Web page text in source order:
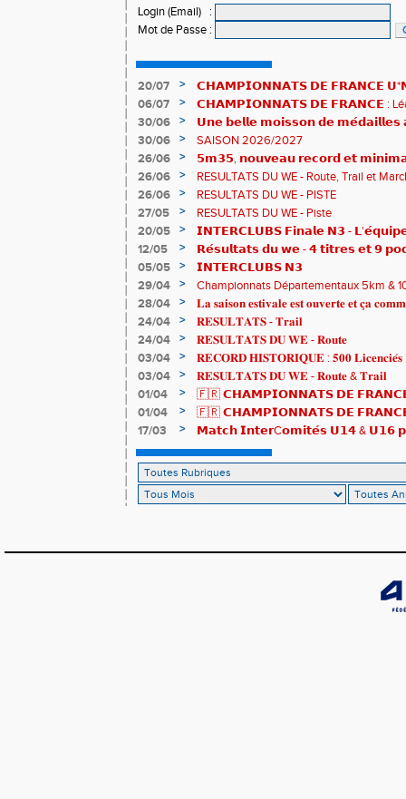
Login (Email)
:
Mot de Passe :
20/07 >
𝗖𝗛𝗔𝗠𝗣𝗜𝗢𝗡𝗡𝗔𝗧𝗦 𝗗𝗘 𝗙𝗥𝗔𝗡𝗖𝗘
𝗵𝗶𝘀𝘁𝗼𝗿𝗶𝗾𝘂𝗲𝘀 !
06/07 >
𝗖𝗛𝗔𝗠𝗣𝗜𝗢𝗡𝗡𝗔𝗧𝗦 𝗗𝗘 𝗙𝗥𝗔𝗡𝗖𝗘 : Léane
83è !
30/06 >
𝗨𝗻𝗲 𝗯𝗲𝗹𝗹𝗲 𝗺𝗼𝗶𝘀𝘀𝗼𝗻 𝗱𝗲
𝗔𝗨𝗥𝗔 !
30/06 >
SAISON 2026/2027
26/06
>
𝟱𝗺𝟯𝟱, 𝗻𝗼𝘂𝘃𝗲𝗮𝘂 𝗿𝗲𝗰𝗼𝗿𝗱 𝗲𝘁
𝗖𝗵𝗮𝗺𝗽𝗶𝗼𝗻𝗻𝗮𝘁𝘀 𝗱𝘂 𝗠𝗼𝗻𝗱𝗲 𝗨𝟮𝟬
26/06 >
RESULTATS DU WE - Route, Trail et
26/06
>
RESULTATS DU WE - PISTE
27/05
>
RESULTATS DU WE - Piste
20/05
>
𝗜𝗡𝗧𝗘𝗥𝗖𝗟𝗨𝗕𝗦 𝗙𝗶𝗻𝗮𝗹𝗲 𝗡𝟯 -
𝟯𝟮𝟰𝟮𝟳𝗽𝘁𝘀
12/05 >
𝗥𝗲́𝘀𝘂𝗹𝘁𝗮𝘁𝘀 𝗱𝘂 𝘄𝗲 - 𝟰 𝘁𝗶𝘁𝗿𝗲𝘀 𝗲𝘁 𝟵
05/05
>
𝗜𝗡𝗧𝗘𝗥𝗖𝗟𝗨𝗕𝗦 𝗡𝟯
29/04
>
Championnats Départementaux 5km &
de bronze et un max de plaisir pour tous !
28/04 >
𝐋𝐚 𝐬𝐚𝐢𝐬𝐨𝐧 𝐞𝐬𝐭𝐢𝐯𝐚𝐥𝐞 𝐞𝐬𝐭 𝐨𝐮𝐯𝐞𝐫𝐭𝐞 𝐞𝐭 𝐜̧𝐚
24/04
>
𝐑𝐄𝐒𝐔𝐋𝐓𝐀𝐓𝐒 - 𝐓𝐫𝐚𝐢𝐥
24/04
>
𝐑𝐄𝐒𝐔𝐋𝐓𝐀𝐓𝐒 𝐃𝐔 𝐖𝐄 - 𝐑𝐨𝐮𝐭𝐞
03/04
>
𝐑𝐄𝐂𝐎𝐑𝐃 𝐇𝐈𝐒𝐓𝐎𝐑𝐈𝐐𝐔𝐄 : 𝟓𝟎𝟎 𝐋𝐢𝐜𝐞𝐧𝐜𝐢𝐞́𝐬
03/04
>
𝐑𝐄𝐒𝐔𝐋𝐓𝐀𝐓𝐒 𝐃𝐔 𝐖𝐄 - 𝐑𝐨𝐮𝐭𝐞 & 𝐓𝐫𝐚𝐢𝐥
01/04
>
🇫🇷 𝗖𝗛𝗔𝗠𝗣𝗜𝗢𝗡𝗡𝗔𝗧𝗦 𝗗𝗘 𝗙𝗥𝗔𝗡𝗖𝗘
résultats
01/04 >
🇫🇷 𝗖𝗛𝗔𝗠𝗣𝗜𝗢𝗡𝗡𝗔𝗧𝗦 𝗗𝗘 𝗙𝗥𝗔𝗡𝗖𝗘
𝒕𝒓𝒂𝒊𝒍𝒆𝒖𝒓𝒔 𝒓𝒂𝒎𝒆̀𝒏𝒆𝒏𝒕 4 𝒎𝒆́𝒅𝒂𝒊𝒍𝒍𝒆𝒔 !
17/03 >
𝗠𝗮𝘁𝗰𝗵 𝗜𝗻𝘁𝗲𝗿C𝗼𝗺𝗶𝘁𝗲́𝘀 𝗨𝟭𝟰 & 𝗨𝟭𝟲